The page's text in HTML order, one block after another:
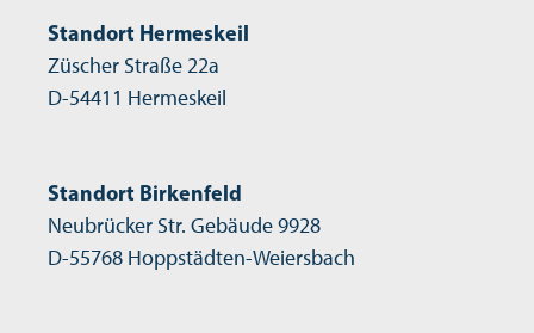
Standort Hermeskeil
Züscher Straße 22a
D-54411 Hermeskeil
Standort Birkenfeld
Neubrücker Str. Gebäude 9928
D-55768 Hoppstädten-Weiersbach